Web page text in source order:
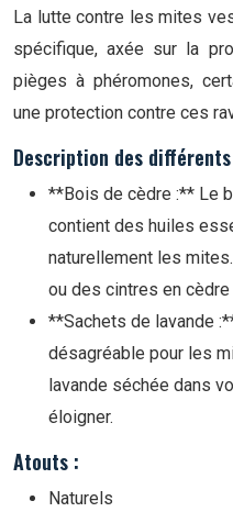
La lutte contre les mites
spécifique, axée sur la
pièges à phéromones,
une protection contre ces
Description des
**Bois de cèdre :** Le
contient des huiles
naturellement les
ou des cintres en
**Sachets de lavande
désagréable pour les
lavande séchée dans
éloigner.
Atouts :
Naturels